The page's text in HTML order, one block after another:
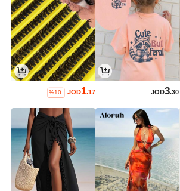
JOD3.30
JOD1.17
%10-